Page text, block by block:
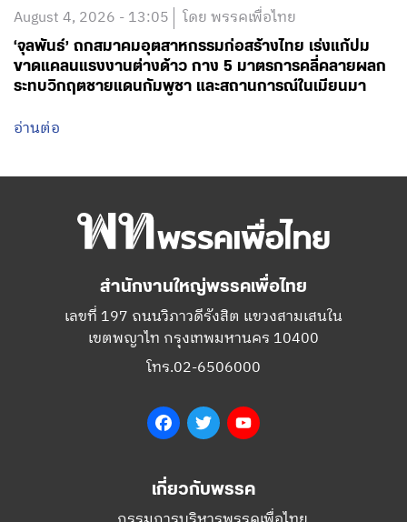
August 4, 2026 - 13:05 โดย พรรคเพื่อไทย
‘จุลพันธ์’ ถกสมาคมอุตสาหกรรมก่อสร้างไทย เร่งแก้ปม
ขาดแคลนแรงงานต่างด้าว กาง 5 มาตรการคลี่คลายผลก
ระทบวิกฤตชายแดนกัมพูชา และสถานการณ์ในเมียนมา
อ่านต่อ
สำนักงานใหญ่พรรคเพื่อไทย
เลขที่ 197 ถนนวิภาวดีรังสิต แขวงสามเสนใน
เขตพญาไท กรุงเทพมหานคร 10400
โทร.02-6506000
FacebookTwitter
เกี่ยวกับพรรค